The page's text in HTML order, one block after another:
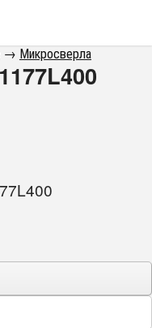
→ Микросверла